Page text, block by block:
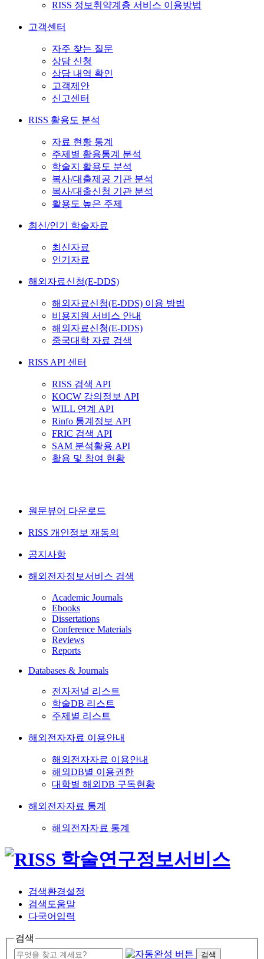
RISS 정보취약계층 서비스 이용방법
고객센터
자주 찾는 질문
상담 신청
상담 내역 확인
고객제안
신고센터
RISS 활용도 분석
자료 현황 통계
주제별 활용통계 분석
학술지 활용도 분석
복사/대출제공 기관 분석
복사/대출신청 기관 분석
활용도 높은 주제
최신/인기 학술자료
최신자료
인기자료
해외자료신청(E-DDS)
해외자료신청(E-DDS) 이용 방법
비용지원 서비스 안내
해외자료신청(E-DDS)
중국대학 자료 검색
RISS API 센터
RISS 검색 API
KOCW 강의정보 API
WILL 연계 API
Rinfo 통계정보 API
FRIC 검색 API
SAM 분석활용 API
활용 및 참여 현황
원문뷰어 다운로드
RISS 개인정보 재동의
공지사항
해외전자정보서비스 검색
Academic Journals
Ebooks
Dissertations
Conference Materials
Reviews
Reports
Databases & Journals
전자저널 리스트
학술DB 리스트
주제별 리스트
해외전자자료 이용안내
해외전자자료 이용안내
해외DB별 이용권한
대학별 해외DB 구독현황
해외전자자료 통계
해외전자자료 통계
검색환경설정
검색도움말
다국어입력
검색
검색